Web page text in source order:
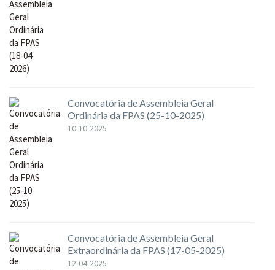
Convocatória de Assembleia Geral
Ordinária da FPAS (25-10-2025)
10-10-2025
Convocatória de Assembleia Geral
Extraordinária da FPAS (17-05-2025)
12-04-2025